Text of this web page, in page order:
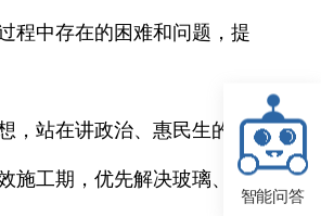
程中存在的困难和问题，提
，站在讲政治、惠民生的高
施工期，优先解决玻璃、电
智能问答